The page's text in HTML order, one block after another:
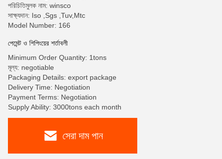
পরিচিতিমুলক নাম: winsco
সাক্ষ্যদান: Iso ,Sgs ,Tuv,Mtc
Model Number: 166
পেমেন্ট ও শিপিংয়ের শর্তাবলী
Minimum Order Quantity: 1tons
মূল্য: negotiable
Packaging Details: export package
Delivery Time: Negotiation
Payment Terms: Negotiation
Supply Ability: 3000tons each month
সেরা দাম পান